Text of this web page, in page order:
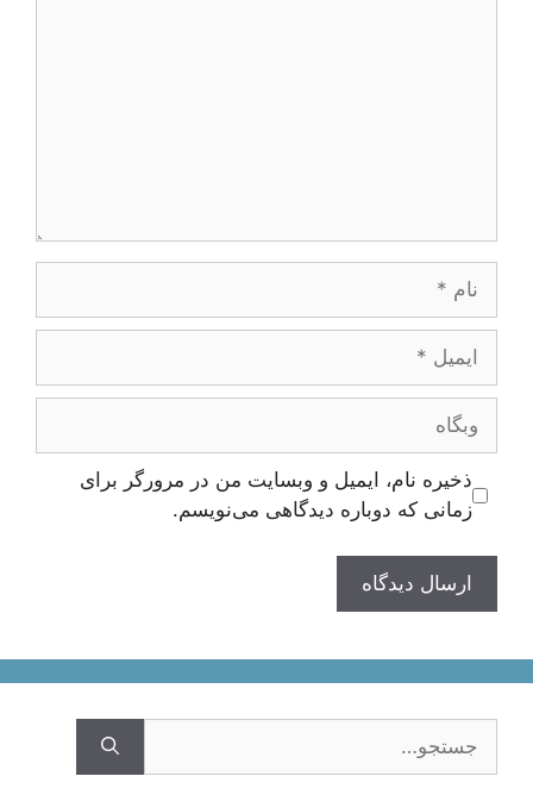
ایمیل
وبگاه
ذخیره نام، ایمیل و وبسایت من در مرورگر برای
زمانی که دوباره دیدگاهی می‌نویسم.